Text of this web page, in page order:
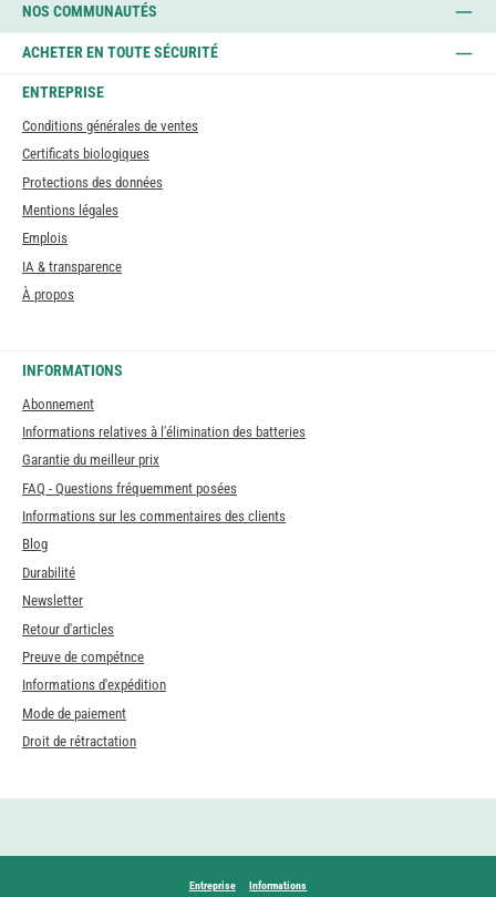
NOS COMMUNAUTÉS
ACHETER EN TOUTE SÉCURITÉ
ENTREPRISE
Conditions générales de ventes
Certificats biologiques
Protections des données
Mentions légales
Emplois
IA & transparence
À propos
INFORMATIONS
Abonnement
Informations relatives à l'élimination des batteries
Garantie du meilleur prix
FAQ - Questions fréquemment posées
Informations sur les commentaires des clients
Blog
Durabilité
Newsletter
Retour d'articles
Preuve de compétnce
Informations d'expédition
Mode de paiement
Droit de rétractation
Entreprise Informations